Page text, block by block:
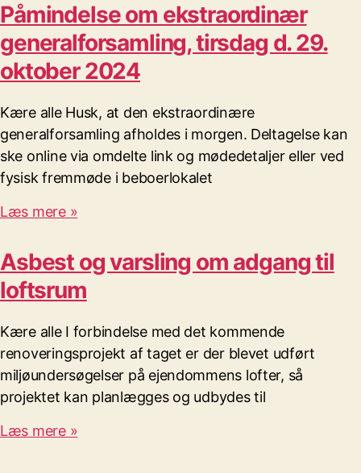
Påmindelse om ekstraordinær
generalforsamling, tirsdag d. 29.
oktober 2024
Kære alle Husk, at den ekstraordinære
generalforsamling afholdes i morgen. Deltagelse kan
ske online via omdelte link og mødedetaljer eller ved
fysisk fremmøde i beboerlokalet
Læs mere »
Asbest og varsling om adgang til
loftsrum
Kære alle I forbindelse med det kommende
renoveringsprojekt af taget er der blevet udført
miljøundersøgelser på ejendommens lofter, så
projektet kan planlægges og udbydes til
Læs mere »